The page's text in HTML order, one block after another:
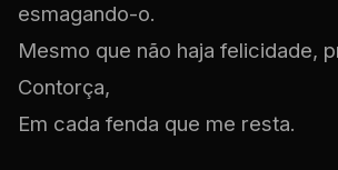
esmagando-o.
Mesmo que não haja felicidade,
Contorça,
Em cada fenda que me resta.